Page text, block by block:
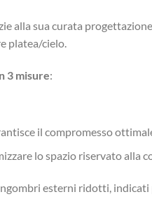
alla sua curata
platea/cielo.
3 misure:
il compromesso
lo spazio riservato alla
esterni ridotti, indicati